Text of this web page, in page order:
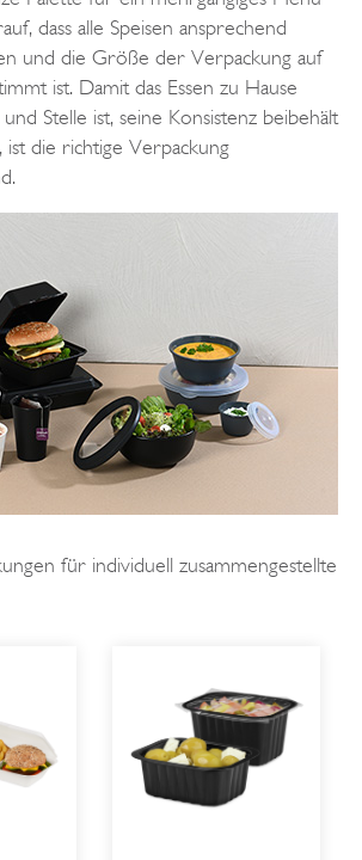
dass alle Speisen ansprechend
und die Größe der Verpackung auf
ist. Damit das Essen zu Hause
Stelle ist, seine Konsistenz beibehält
die richtige Verpackung
für individuell zusammengestellte